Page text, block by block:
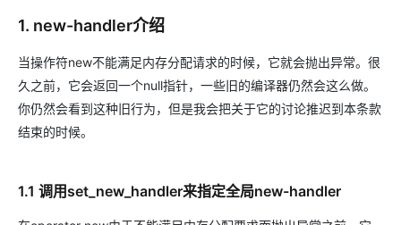
1. new-handler介绍
当操作符new不能满足内存分配请求的时候，它就会抛出异常。很
久之前，它会返回一个null指针，一些旧的编译器仍然会这么做。
你仍然会看到这种旧行为，但是我会把关于它的讨论推迟到本条款
结束的时候。
1.1 调用set_new_handler来指定全局new-handler